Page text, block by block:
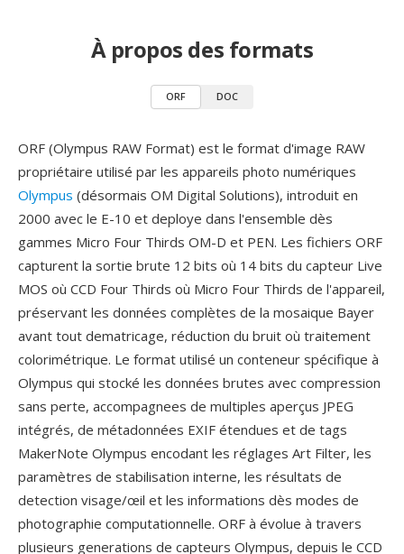
À propos des formats
ORF DOC
ORF (Olympus RAW Format) est le format d'image RAW
propriétaire utilisé par les appareils photo numériques
Olympus (désormais OM Digital Solutions), introduit en
2000 avec le E-10 et deploye dans l'ensemble dès
gammes Micro Four Thirds OM-D et PEN. Les fichiers ORF
capturent la sortie brute 12 bits où 14 bits du capteur Live
MOS où CCD Four Thirds où Micro Four Thirds de l'appareil,
préservant les données complètes de la mosaique Bayer
avant tout dematricage, réduction du bruit où traitement
colorimétrique. Le format utilisé un conteneur spécifique à
Olympus qui stocké les données brutes avec compression
sans perte, accompagnees de multiples aperçus JPEG
intégrés, de métadonnées EXIF étendues et de tags
MakerNote Olympus encodant les réglages Art Filter, les
paramètres de stabilisation interne, les résultats de
detection visage/œil et les informations dès modes de
photographie computationnelle. ORF à évolue à travers
plusieurs generations de capteurs Olympus, depuis le CCD